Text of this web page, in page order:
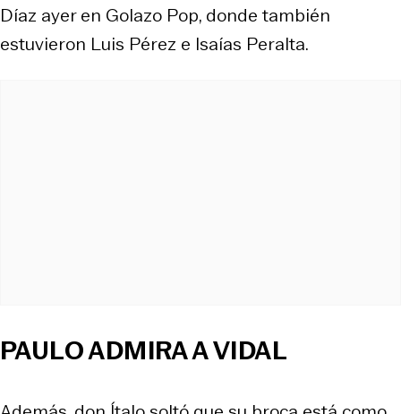
Díaz ayer en Golazo Pop, donde también
estuvieron Luis Pérez e Isaías Peralta.
PAULO ADMIRA A VIDAL